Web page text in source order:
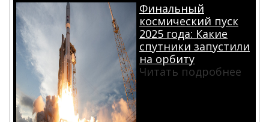
Финальный
космический пуск
2025 года: Какие
спутники запустили
на орбиту
Читать подробнее